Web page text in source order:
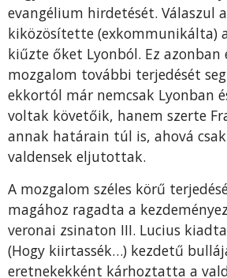
evangélium hirdetését. Válaszul
kiközösítette (exkommunikálta)
kiűzte őket Lyonból. Ez azonban
mozgalom további terjedését
ekkortól már nemcsak Lyonban
voltak követőik, hanem szerte
annak határain túl is, ahová
valdensek eljutottak.
A mozgalom széles körű
magához ragadta a
veronai zsinaton III. Lucius
(Hogy kiirtassék…) kezdetű
eretnekekként kárhoztatta a